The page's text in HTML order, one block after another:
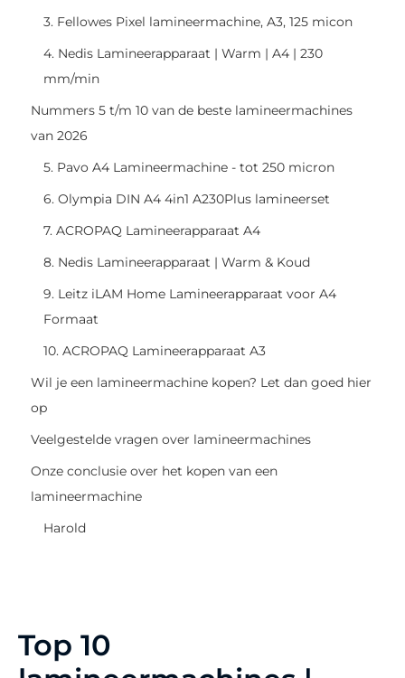
3. Fellowes Pixel lamineermachine, A3, 125 micon
4. Nedis Lamineerapparaat | Warm | A4 | 230
mm/min
Nummers 5 t/m 10 van de beste lamineermachines
van 2026
5. Pavo A4 Lamineermachine - tot 250 micron
6. Olympia DIN A4 4in1 A230Plus lamineerset
7. ACROPAQ Lamineerapparaat A4
8. Nedis Lamineerapparaat | Warm & Koud
9. Leitz iLAM Home Lamineerapparaat voor A4
Formaat
10. ACROPAQ Lamineerapparaat A3
Wil je een lamineermachine kopen? Let dan goed hier
op
Veelgestelde vragen over lamineermachines
Onze conclusie over het kopen van een
lamineermachine
Harold
Top 10